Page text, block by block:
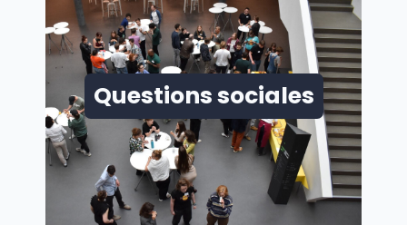
Questions sociales